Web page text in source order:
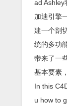
ad Ashley
加迪引擎
建一个剖
统的多功
带来了一
基本要素
In this
u how to